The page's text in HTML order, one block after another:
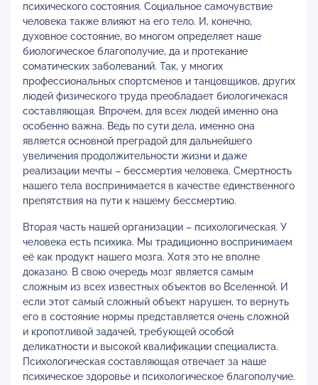
психического состояния. Социальное самочувствие
человека также влияют на его тело. И, конечно,
духовное состояние, во многом определяет наше
биологическое благополучие, да и протекание
соматических заболеваний. Так, у многих
профессиональных спортсменов и танцовщиков, других
людей физического труда преобладает биологичекася
составляющая. Впрочем, для всех людей именно она
особенно важна. Ведь по сути дела, именно она
является основной преградой для дальнейшего
увеличения продолжительности жизни и даже
реализации мечты – бессмертия человека. Смертность
нашего тела воспринимается в качестве единственного
препятствия на пути к нашему бессмертию.
Вторая часть нашей организации – психологическая. У
человека есть психика. Мы традиционно воспринимаем
её как продукт нашего мозга. Хотя это не вполне
доказано. В свою очередь мозг является самым
сложным из всех известных объектов во Вселенной. И
если этот самый сложный объект нарушен, то вернуть
его в состояние нормы представляется очень сложной
и кропотливой задачей, требующей особой
деликатности и высокой квалификации специалиста.
Психологическая составляющая отвечает за наше
психическое здоровье и психологическое благополучие.